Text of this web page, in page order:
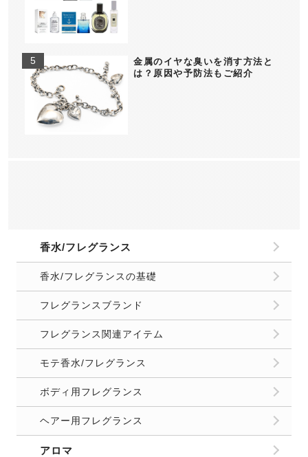
金属のイヤな臭いを消す方法と
は？原因や予防法もご紹介
香水/フレグランス
香水/フレグランスの基礎
フレグランスブランド
フレグランス関連アイテム
モテ香水/フレグランス
ボディ用フレグランス
ヘアー用フレグランス
アロマ